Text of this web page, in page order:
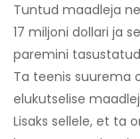
Tuntud maadleja
17 miljoni dollari ja
paremini
Ta teenis suurema
elukutselise
Lisaks sellele, et ta